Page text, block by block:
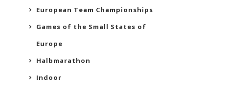
European Team Championships
Games of the Small States of
Europe
Halbmarathon
Indoor